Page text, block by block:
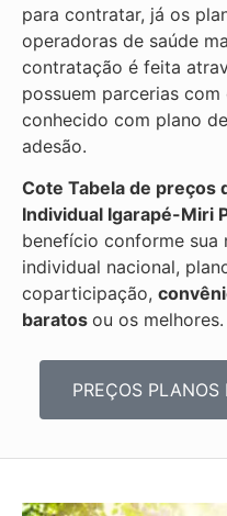
para contratar, já os
operadoras de saúde
contratação é feita
possuem parcerias
conhecido com plano
adesão.
Cote Tabela de preços
Individual Igarapé-Miri
benefício conforme sua
individual nacional,
coparticipação,
baratos ou os melhores.
PREÇOS